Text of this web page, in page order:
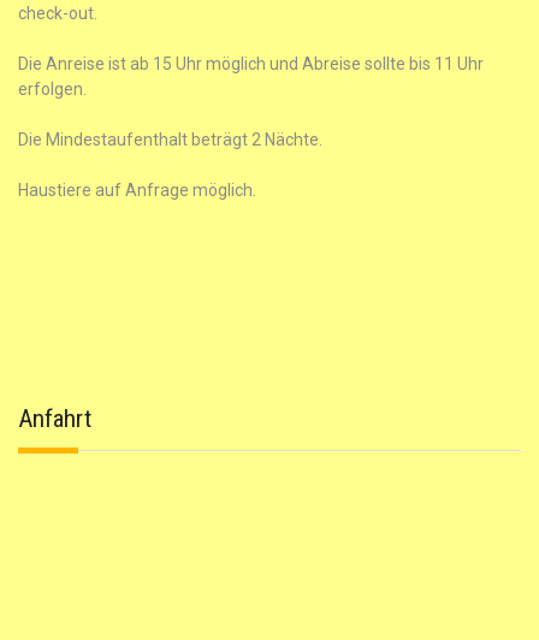
check-out.
Die Anreise ist ab 15 Uhr möglich und Abreise sollte bis 11 Uhr
erfolgen.
Die Mindestaufenthalt beträgt 2 Nächte.
Haustiere auf Anfrage möglich.
Anfahrt